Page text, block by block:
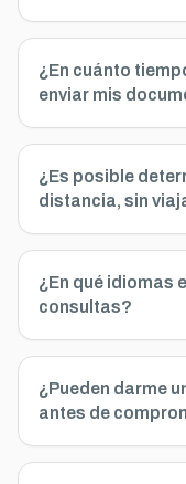
¿En cuánto
enviar mis
¿Es posible
distancia, sin
¿En qué idiomas
consultas?
¿Pueden darme
antes de